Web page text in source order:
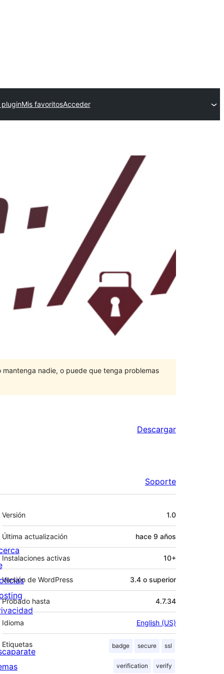
pluginMis favoritosAcceder
nadie, o puede que tenga problemas
Descargar
Soporte
Meta
Versión 1.0
Última actualización hace 9 años
Instalaciones activas 10+
Versión de WordPress 3.4 o superior
Probado hasta 4.7.34
Idioma English (US)
Etiquetas badge secure ssl
verification verify